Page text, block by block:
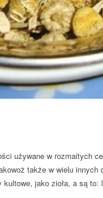
używane w rozmaitych
także w wielu innych
jako zioła, a są